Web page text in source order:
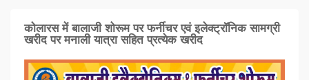
कोलारस में बालाजी शोरूम पर फर्नीचर एवं इलेक्ट्रॉनिक सामग्री
खरीद पर मनाली यात्रा सहित प्रत्‍येक खरीद